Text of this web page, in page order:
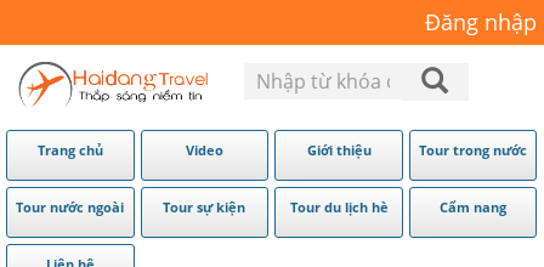
Đăng nhập
Trang chủ Video Giới thiệu Tour trong nước
Tour nước ngoài Tour sự kiện Tour du lịch hè Cẩm nang